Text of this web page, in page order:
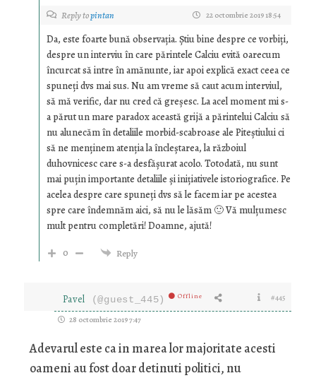
Reply topintan 22 octombrie 2019 18:54
Da, este foarte bună observația. Știu bine despre ce vorbiți,
despre un interviu în care părintele Calciu evită oarecum
încurcat să intre în amănunte, iar apoi explică exact ceea ce
spuneți dvs mai sus. Nu am vreme să caut acum interviul,
să mă verific, dar nu cred că greșesc. La acel moment mi s-
a părut un mare paradox această grijă a părintelui Calciu să
nu alunecăm în detaliile morbid-scabroase ale Piteștiului ci
să ne menținem atenția la încleștarea, la războiul
duhovnicesc care s-a desfășurat acolo. Totodată, nu sunt
mai puțin importante detaliile și inițiativele istoriografice. Pe
acelea despre care spuneți dvs să le facem iar pe acestea
spre care îndemnăm aici, să nu le lăsăm 🙂 Vă mulțumesc
mult pentru completări! Doamne, ajută!
0
Reply
Pavel (@guest_445) Offline #445
28 octombrie 2019 7:47
Adevarul este ca in marea lor majoritate acesti
oameni au fost doar detinuti politici, nu